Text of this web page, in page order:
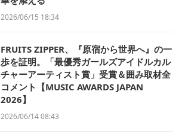
2026/06/15 18:34
FRUITS ZIPPER、『原宿から世界へ』の一
歩を証明。「最優秀ガールズアイドルカル
チャーアーティスト賞」受賞＆囲み取材全
コメント【MUSIC AWARDS JAPAN
2026】
2026/06/14 08:43